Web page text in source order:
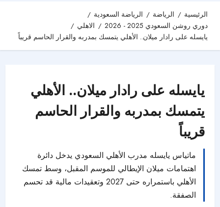
الرئيسية الرياضة
الرياضة السعودية
دوري روشن السعودي 2025 - 2026
الاهلي
يايسله على رادار ميلان.. الأهلي يتمسك بمدربه والقرار الحاسم قريباً
يايسله على رادار ميلان.. الأهلي
يتمسك بمدربه والقرار الحاسم
قريباً
ماتياس يايسله مدرب الأهلي السعودي يدخل دائرة
اهتمامات ميلان الإيطالي للموسم المقبل، وسط تمسك
الأهلي باستمراره حتى 2027 وتعقيدات مالية قد تحسم
الصفقة.